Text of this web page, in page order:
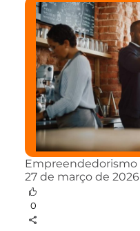
Empreendedorismo
27 de março de 2026
0